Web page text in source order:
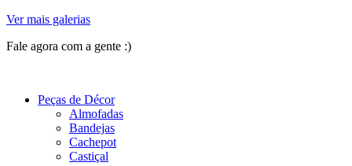
Ver mais galerias
Fale agora com a gente :)
Peças de Décor
Almofadas
Bandejas
Cachepot
Castiçal